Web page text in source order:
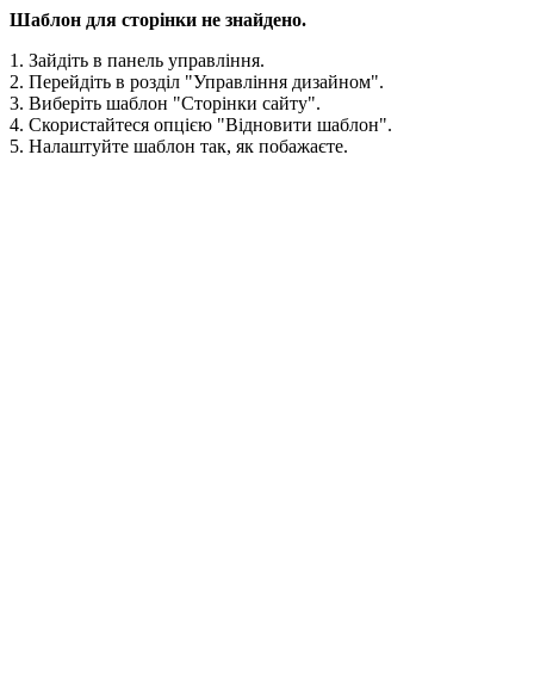
Шаблон для сторінки не знайдено.
1. Зайдіть в панель управління.
2. Перейдіть в розділ "Управління дизайном".
3. Виберіть шаблон "Сторінки сайту".
4. Скористайтеся опцією "Відновити шаблон".
5. Налаштуйте шаблон так, як побажаєте.